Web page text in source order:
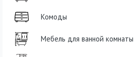
Комоды
Мебель для ванной комнаты